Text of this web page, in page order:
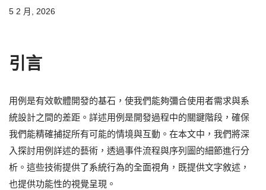
5 2 月, 2026
引言
用例是有效軟體開發的基石，使我們能夠彌合使用者需求與系
統設計之間的差距。詳述用例是開發過程中的關鍵階段，確保
我們能精確捕捉所有可能的情境與互動。在本文中，我們將深
入探討用例詳述的藝術，透過事件流程與序列圖的細節進行分
析。這些技術提供了系統行為的全面視角，既提供文字敘述，
也提供功能性的視覺呈現。